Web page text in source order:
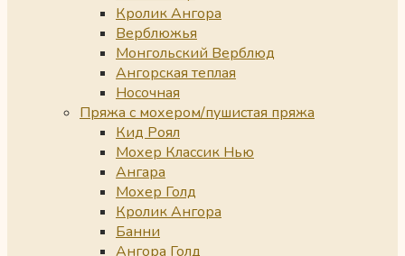
Кролик Ангора
Верблюжья
Монгольский Верблюд
Ангорская теплая
Носочная
Пряжа с мохером/пушистая пряжа
Кид Роял
Мохер Классик Нью
Ангара
Мохер Голд
Кролик Ангора
Банни
Ангора Голд